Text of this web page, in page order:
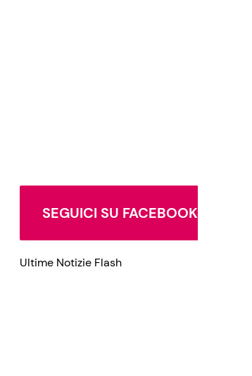
SEGUICI SU FACEBOOK
Ultime Notizie Flash